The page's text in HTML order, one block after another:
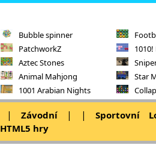
Bubble spinner
PatchworkZ
Aztec Stones
Animal Mahjong
1001 Arabian Nights
Star
| Závodní | | Sportovní
HTML5 hry